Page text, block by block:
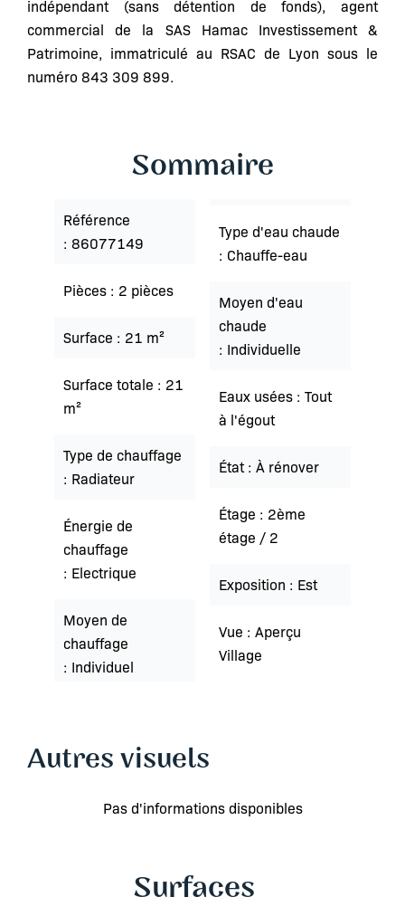
indépendant (sans détention de fonds), agent
commercial de la SAS Hamac Investissement &
Patrimoine, immatriculé au RSAC de Lyon sous le
numéro 843 309 899.
Sommaire
Référence
86077149
Pièces 2 pièces
Surface 21 m²
Surface totale
21
m²
Type de chauffage
Radiateur
Énergie de
chauffage
Electrique
Moyen de
chauffage
Individuel
Type d'eau chaude
Chauffe-eau
Moyen d'eau
chaude
Individuelle
Eaux usées
Tout
à l'égout
État À rénover
Étage
2ème
étage / 2
Exposition Est
Vue
Aperçu
Village
Autres visuels
Pas d'informations disponibles
Surfaces